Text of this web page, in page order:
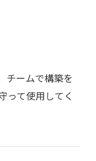
チームで構築を
って使用してく